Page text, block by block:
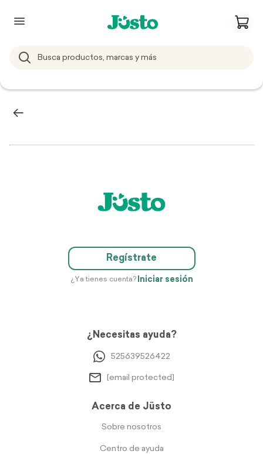
Regístrate
¿Ya tienes cuenta? Iniciar sesión
¿Necesitas ayuda?
525639526422
[email protected]
Acerca de Jüsto
Sobre nosotros
Centro de ayuda